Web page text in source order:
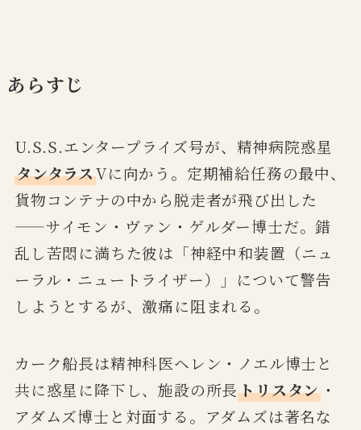
あらすじ
U.S.S.エンタープライズ号が、精神病院惑星
タンタラスVに向かう。定期補給任務の最中、
貨物コンテナの中から脱走者が飛び出した
——サイモン・ヴァン・ゲルダー博士だ。錯
乱し苦悶に満ちた彼は「神経中和装置（ニュ
ーラル・ニュートライザー）」について警告
しようとするが、激痛に阻まれる。
カーク船長は精神科医ヘレン・ノエル博士と
共に惑星に降下し、施設の所長トリスタン ・
アダムズ博士と対面する。アダムズは著名な